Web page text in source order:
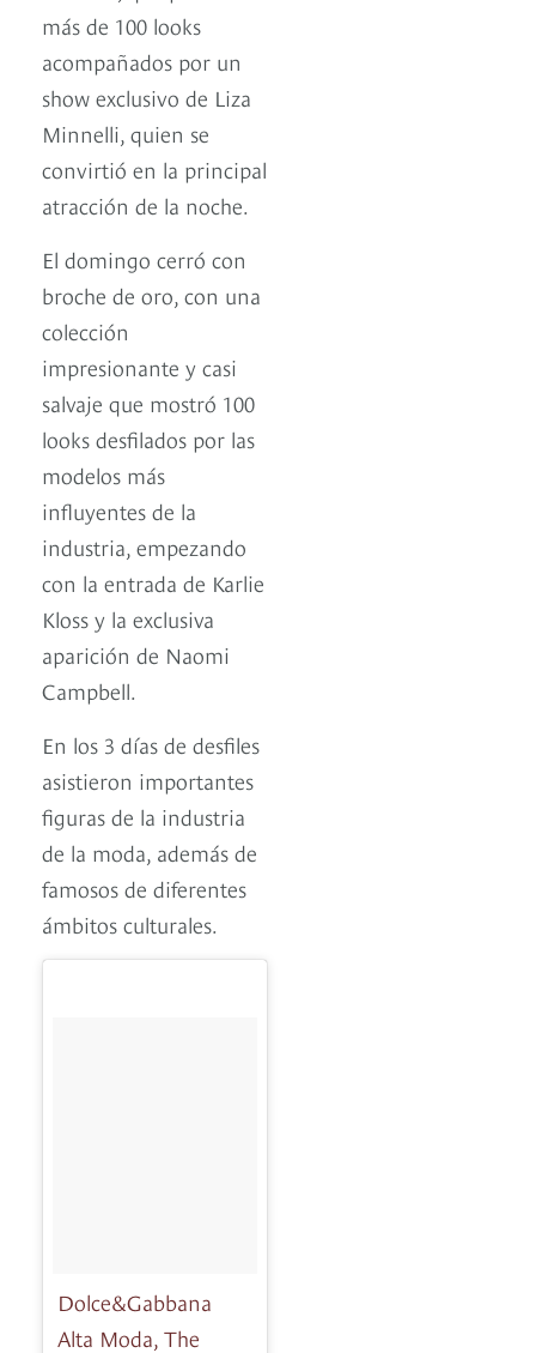
más de 100 looks
acompañados por un
show exclusivo de Liza
Minnelli, quien se
convirtió en la principal
atracción de la noche.
El domingo cerró con
broche de oro, con una
colección
impresionante y casi
salvaje que mostró 100
looks desfilados por las
modelos más
influyentes de la
industria, empezando
con la entrada de Karlie
Kloss y la exclusiva
aparición de Naomi
Campbell.
En los 3 días de desfiles
asistieron importantes
figuras de la industria
de la moda, además de
famosos de diferentes
ámbitos culturales.
Dolce&Gabbana
Alta Moda, The